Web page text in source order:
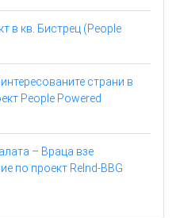
в кв. Бистрец (People
страни в
People Powered
– Враца взе
по проект ReInd-BBG